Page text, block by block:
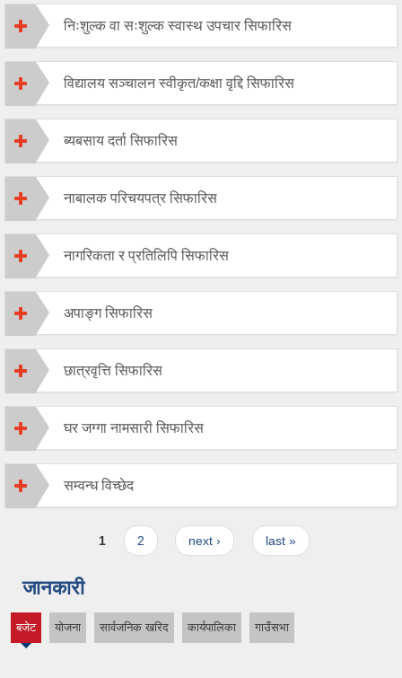
निःशुल्क वा सःशुल्क स्वास्थ उपचार सिफारिस
विद्यालय सञ्चालन स्वीकृत/कक्षा वृद्दि सिफारिस
ब्यबसाय दर्ता सिफारिस
नाबालक परिचयपत्र सिफारिस
नागरिकता र प्रतिलिपि सिफारिस
अपाङ्ग सिफारिस
छात्रवृत्ति सिफारिस
घर जग्गा नामसारी सिफारिस
सम्वन्ध विच्छेद
1 2 next › last »
जानकारी
बजेट योजना सार्वजनिक खरिद कार्यपालिका गाउँसभा